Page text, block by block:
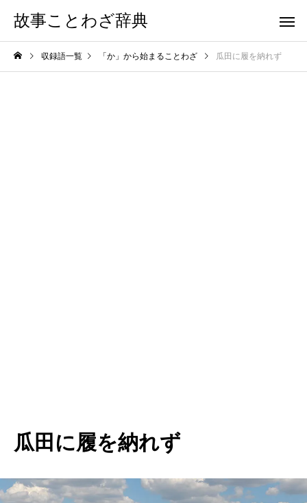
故事ことわざ辞典
収録語一覧 「か」から始まることわざ 瓜田に履を納れず
瓜田に履を納れず